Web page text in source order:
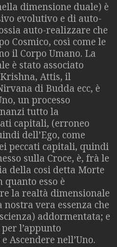
dimensione duale) è
evolutivo e di auto-
auto-realizzare che
Cosmico, così come le
il Corpo Umano. La
è stato associato
Attis, il
di Budda ecc, è
un processo
tutto la
capitali, (erroneo
dell’Ego, come
peccati capitali, quindi
sulla Croce, è, frà le
della cosi detta Morte
quanto esso è
la realtà dimensionale
vera essenza che
addormentata; e
l’appunto
Ascendere nell’Uno.